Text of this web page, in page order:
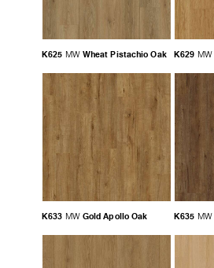
K625 MW Wheat Pistachio Oak K629 MW
K633 MW Gold Apollo Oak K635 MW